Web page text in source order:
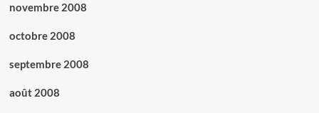
novembre 2008
octobre 2008
septembre 2008
août 2008